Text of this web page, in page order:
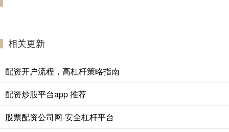
相关更新
配资开户流程，高杠杆策略指南
配资炒股平台app 推荐
股票配资公司网-安全杠杆平台